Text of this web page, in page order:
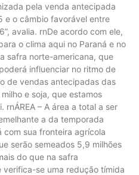
pela venda antecipada
e o câmbio favorável entre
avalia. rnDe acordo com ele,
o clima aqui no Paraná e no
safra norte-americana, que
influenciar no ritmo de
de vendas antecipadas das
e soja, que estamos
rnÁREA – A área a total a ser
a da temporada
com sua fronteira agrícola
serão semeados 5,9 milhões
do que na safra
verifica-se uma redução tímida